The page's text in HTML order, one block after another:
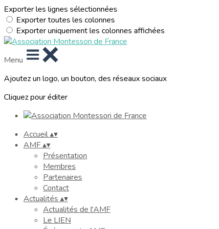
Exporter les lignes sélectionnées
Exporter toutes les colonnes
Exporter uniquement les colonnes affichées
Menu
Ajoutez un logo, un bouton, des réseaux sociaux
Cliquez pour éditer
Accueil▴▾
AMF▴▾
Présentation
Membres
Partenaires
Contact
Actualités ▴▾
Actualités de l'AMF
Le LIEN